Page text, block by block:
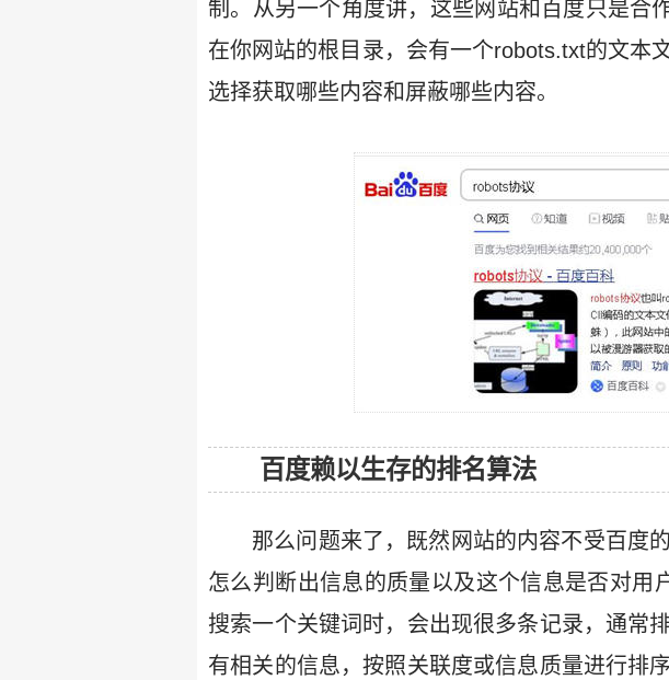
制。从另一个角度讲，这些网站和百度只是合
在你网站的根目录，会有一个robots.txt的文本
选择获取哪些内容和屏蔽哪些内容。
百度赖以生存的排名算法
那么问题来了，既然网站的内容不受百度
怎么判断出信息的质量以及这个信息是否对用
搜索一个关键词时，会出现很多条记录，通常
有相关的信息，按照关联度或信息质量进行排